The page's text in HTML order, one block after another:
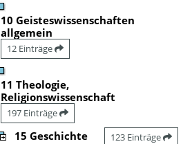
10 Geisteswissenschaften
allgemein
12 Einträge
11 Theologie,
Religionswissenschaft
197 Einträge
15 Geschichte 123 Einträge